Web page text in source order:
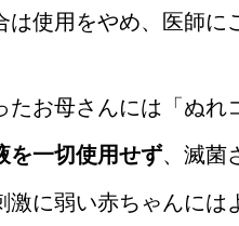
使用をやめ、医師に
お母さんには「ぬれ
を一切使用せず、滅菌
に弱い赤ちゃんには